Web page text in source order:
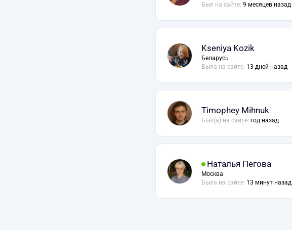
Был на сайте: 9 месяцев назад
Kseniya Kozik
Беларусь
Была на сайте: 13 дней назад
Timophey Mihnuk
Был(а) на сайте: год назад
Наталья Пегова
Москва
Была на сайте: 13 минут назад